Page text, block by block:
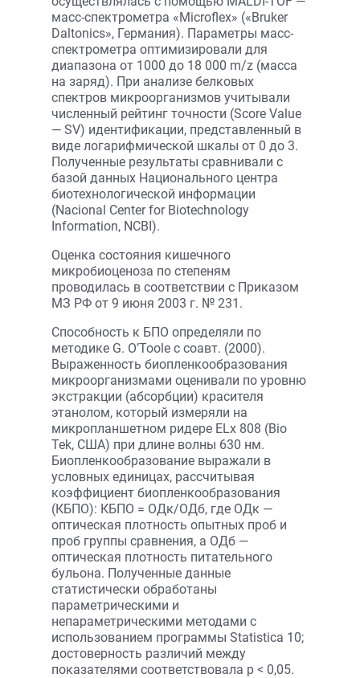
масс-спектрометра «Microflex» («Bruker
Daltonics», Германия). Параметры масс-
спектрометра оптимизировали для
диапазона от 1000 до 18 000 m/z (масса
на заряд). При анализе белковых
спектров микроорганизмов учитывали
численный рейтинг точности (Score Value
— SV) идентификации, представленный в
виде логарифмической шкалы от 0 до 3.
Полученные результаты сравнивали с
базой данных Национального центра
биотехнологической информации
(Nacional Center for Biotechnology
Information, NCBI).
Оценка состояния кишечного
микробиоценоза по степеням
проводилась в соответствии с Приказом
МЗ РФ от 9 июня 2003 г. № 231.
Способность к БПО определяли по
методике G. O’Toole с соавт. (2000).
Выраженность биопленкообразования
микроорганизмами оценивали по уровню
экстракции (абсорбции) красителя
этанолом, который измеряли на
микропланшетном ридере ELx 808 (Bio
Tek, США) при длине волны 630 нм.
Биопленкообразование выражали в
условных единицах, рассчитывая
коэффициент биопленкообразования
(КБПО): КБПО = ОДк/ОДб, где ОДк —
оптическая плотность опытных проб и
проб группы сравнения, а ОДб —
оптическая плотность питательного
бульона. Полученные данные
статистически обработаны
параметрическими и
непараметрическими методами с
использованием программы Statistica 10;
достоверность различий между
показателями соответствовала р < 0,05.